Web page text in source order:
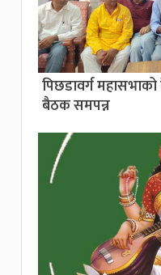
पिछडावर्ग महासभाको
बैठक समपन्न